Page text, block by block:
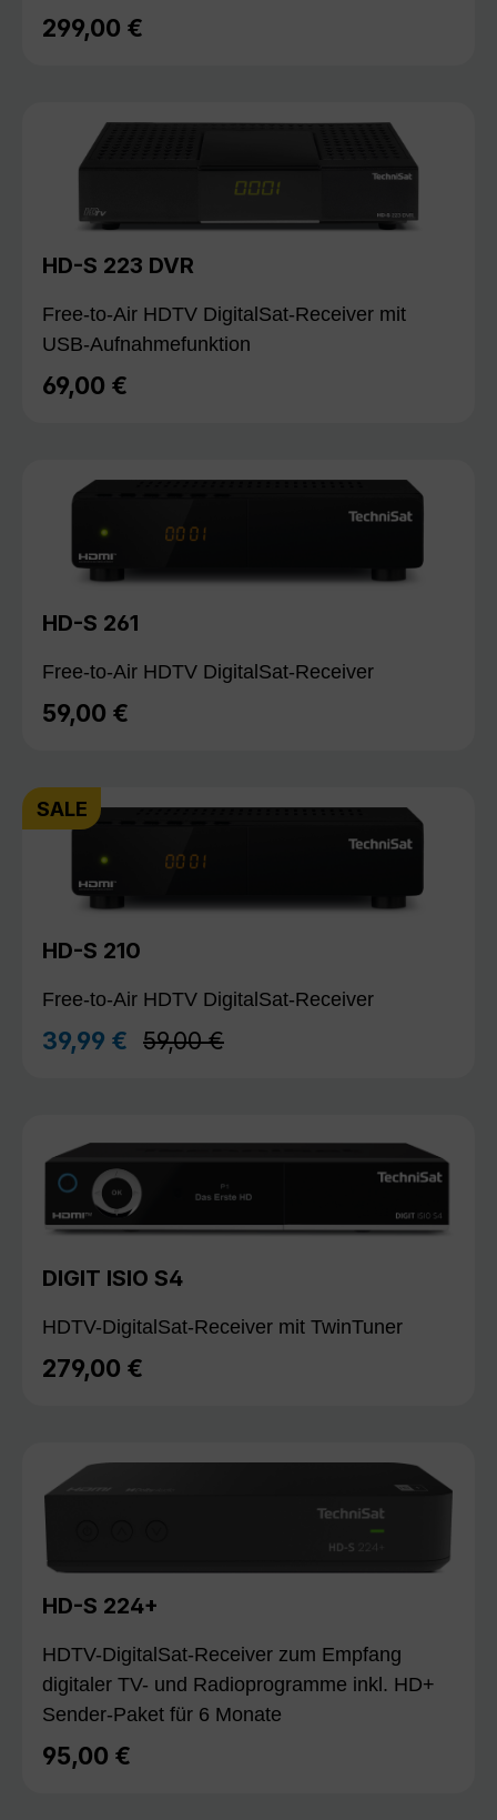
Regulärer Preis:
299,00 €
HD-S 223 DVR
Free-to-Air HDTV DigitalSat-Receiver mit
USB-Aufnahmefunktion
Regulärer Preis:
69,00 €
HD-S 261
Free-to-Air HDTV DigitalSat-Receiver
Regulärer Preis:
59,00 €
SALE
HD-S 210
Free-to-Air HDTV DigitalSat-Receiver
Verkaufspreis:
39,99 € Regulärer Preis:
59,00 €
DIGIT ISIO S4
HDTV-DigitalSat-Receiver mit TwinTuner
Regulärer Preis:
279,00 €
HD-S 224+
HDTV-DigitalSat-Receiver zum Empfang
digitaler TV- und Radioprogramme inkl. HD+
Sender-Paket für 6 Monate
Regulärer Preis:
95,00 €